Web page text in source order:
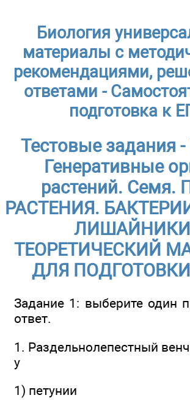
Биология
материалы с
рекомендациями,
ответами -
подготовка к
Тестовые задания -
Генеративные
растений. Семя.
РАСТЕНИЯ.
ЛИШАЙНИКИ
ТЕОРЕТИЧЕСКИЙ
ДЛЯ
Задание 1: выберите один
ответ.
1. Раздельнолепестный
у
1) петунии